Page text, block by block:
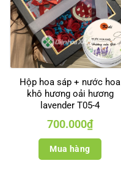
Hộp hoa sáp + nước hoa
khô hương oải hương
lavender T05-4
700.000₫
Mua hàng